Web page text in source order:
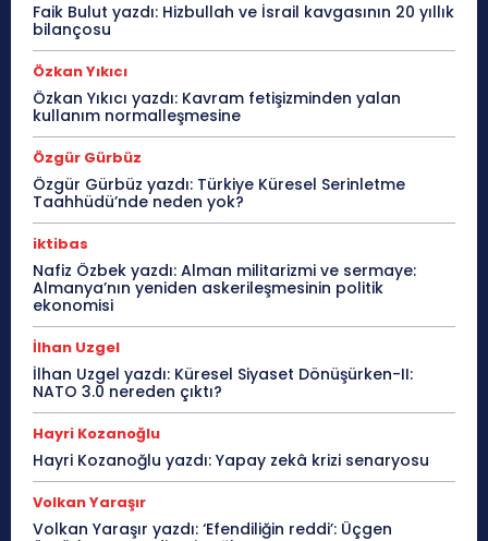
Faik Bulut yazdı: Hizbullah ve İsrail kavgasının 20 yıllık
bilançosu
Özkan Yıkıcı
Özkan Yıkıcı yazdı: Kavram fetişizminden yalan
kullanım normalleşmesine
Özgür Gürbüz
Özgür Gürbüz yazdı: Türkiye Küresel Serinletme
Taahhüdü’nde neden yok?
iktibas
Nafiz Özbek yazdı: Alman militarizmi ve sermaye:
Almanya’nın yeniden askerileşmesinin politik
ekonomisi
İlhan Uzgel
İlhan Uzgel yazdı: Küresel Siyaset Dönüşürken-II:
NATO 3.0 nereden çıktı?
Hayri Kozanoğlu
Hayri Kozanoğlu yazdı: Yapay zekâ krizi senaryosu
Volkan Yaraşır
Volkan Yaraşır yazdı: ‘Efendiliğin reddi’: Üçgen